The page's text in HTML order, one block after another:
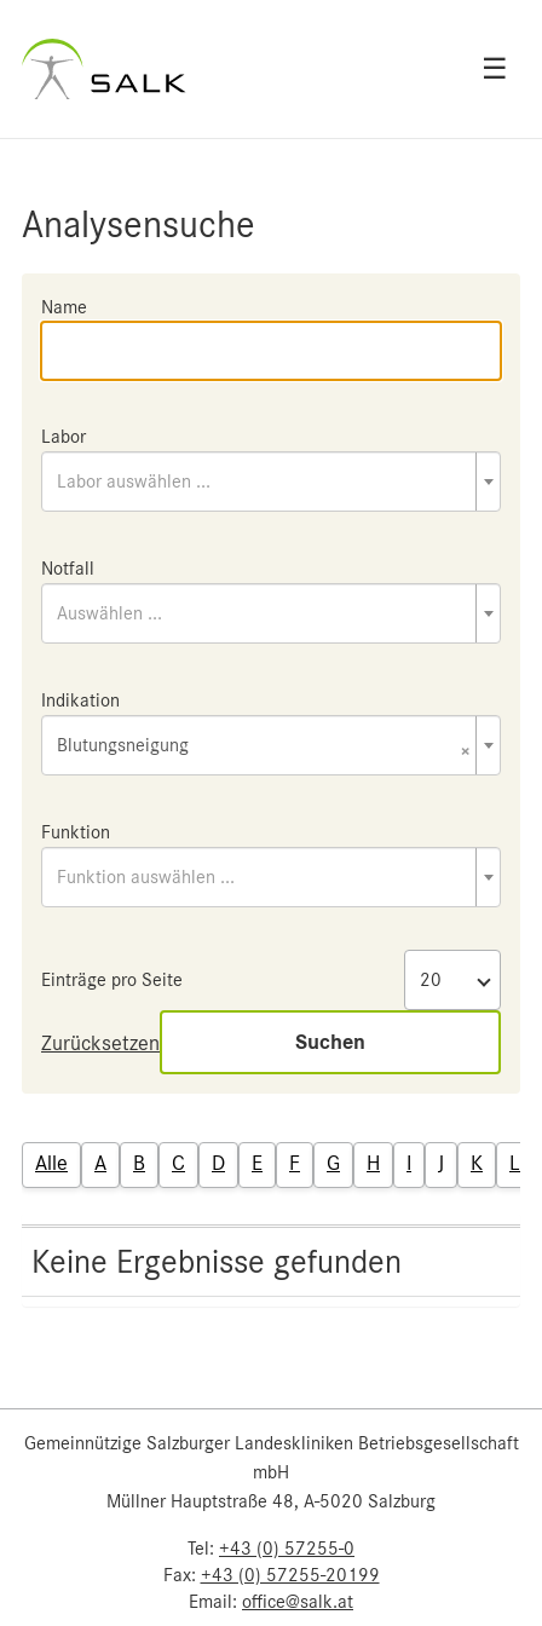
☰
Analysensuche
Name
Labor
Labor auswählen ...
Notfall
Auswählen ...
Indikation
×
Blutungsneigung
Funktion
Funktion auswählen ...
Einträge pro Seite
Zurücksetzen Suchen
Alle A B C D E F G H I J K L
Keine Ergebnisse gefunden
Gemeinnützige Salzburger Landeskliniken Betriebsgesellschaft
mbH
Müllner Hauptstraße 48, A-5020 Salzburg
Tel: +43 (0) 57255-0
Fax: +43 (0) 57255-20199
Email: office@salk.at